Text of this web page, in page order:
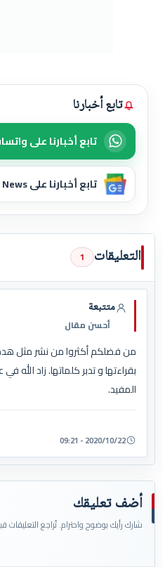
تابع أخبارنا
تابع أخبارنا على
تابع أخبارنا على Google News
التعليقات 1
متتبعة
أحسن مقال
من فضلكم أكثروا من نشر مثل
بقراءتها و تدبر كلماتها. زاد
المفيد.
2020/10/22 - 09:21
أضف تعليقك
شارك رأيك بوضوح واحترام. تُراجع التعليقات